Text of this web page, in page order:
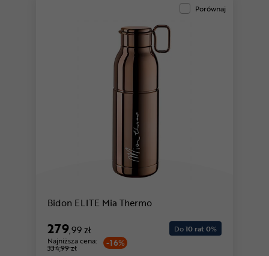
Porównaj
Bidon ELITE Mia Thermo
279,99 zł
-16%
Najniższa cena:
334,99 zł
Do10 rat 0%